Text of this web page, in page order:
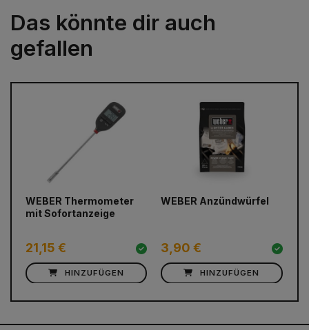
Das könnte dir auch
gefallen
WEBER Thermometer
mit Sofortanzeige
21,15 €
HINZUFÜGEN
WEBER Anzündwürfel
3,90 €
HINZUFÜGEN